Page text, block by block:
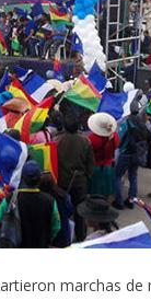
marchas de